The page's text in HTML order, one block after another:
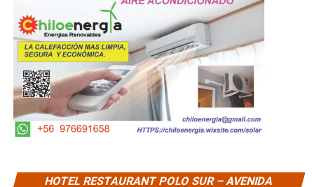
HOTEL RESTAURANT POLO SUR – AVENIDA